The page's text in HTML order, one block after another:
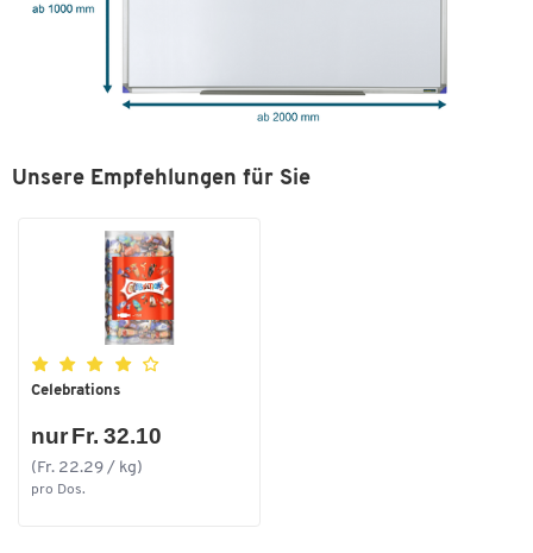
Unsere Empfehlungen für Sie
Celebrations
nur Fr. 32.10
(Fr. 22.29 / kg)
pro Dos.